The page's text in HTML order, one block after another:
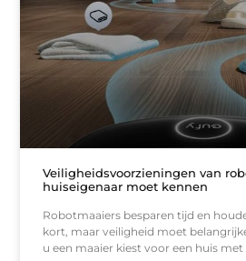
Veiligheidsvoorzieningen van
huiseigenaar moet kennen
Robotmaaiers besparen tijd en
kort, maar veiligheid moet
u een maaier kiest voor een huis met